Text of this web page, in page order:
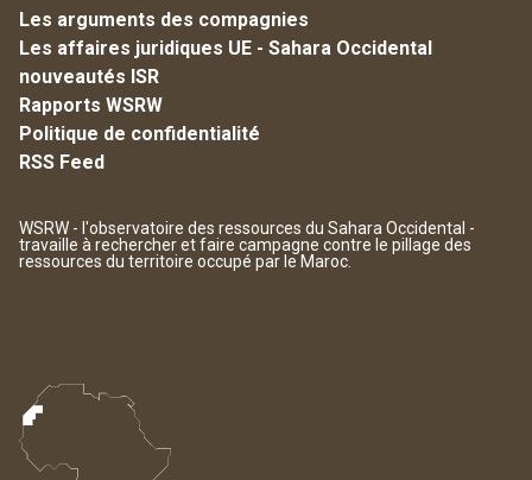
Les arguments des compagnies
Les affaires juridiques UE - Sahara Occidental
nouveautés ISR
Rapports WSRW
Politique de confidentialité
RSS Feed
WSRW - l'observatoire des ressources du Sahara Occidental -
travaille à rechercher et faire campagne contre le pillage des
ressources du territoire occupé par le Maroc.